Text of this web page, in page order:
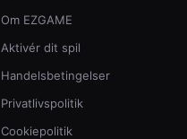
Om EZGAME
Aktivér dit spil
Handelsbetingelser
Privatlivspolitik
Cookiepolitik